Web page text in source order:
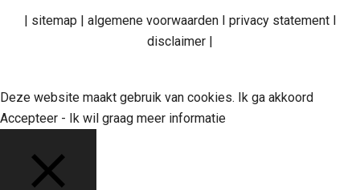
| sitemap | algemene voorwaardenI privacy statement I
disclaimer |
Deze website maakt gebruik van cookies. Ik ga akkoord
Accepteer - Ik wil graag meer informatie